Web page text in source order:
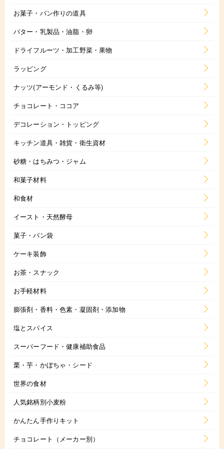
お菓子・パン作りの道具
バター・乳製品・油脂・卵
ドライフルーツ・加工野菜・果物
ラッピング
ナッツ(アーモンド・くるみ等)
チョコレート・ココア
デコレーション・トッピング
キッチン道具・雑貨・衛生資材
砂糖・はちみつ・ジャム
和菓子材料
和食材
イースト・天然酵母
菓子・パン袋
ケーキ装飾
お茶・スナック
お手軽材料
膨張剤・香料・色素・凝固剤・添加物
塩とスパイス
スーパーフード・健康補助食品
栗・芋・かぼちゃ・シード
世界の食材
人気銘柄別小麦粉
かんたん手作りキット
チョコレート（メーカー別）